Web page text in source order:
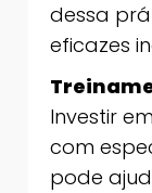
dessa
eficazes
Investir
com
pode